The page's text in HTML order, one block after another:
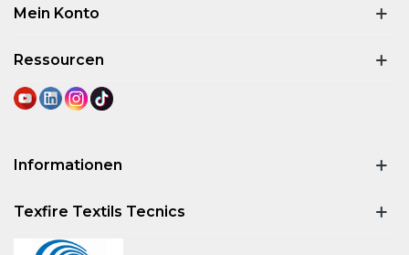
Mein Konto
Ressourcen
Informationen
Texfire Textils Tecnics